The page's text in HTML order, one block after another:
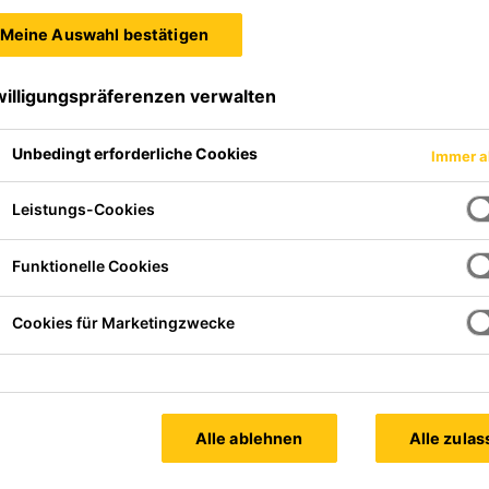
Meine Auswahl bestätigen
verwalten
Unbedingt erforderliche Cookies Immer
Leistungs-Cookies
Funktionelle Cookies
Cookies für Marketingzwecke
Alle ablehnen Alle